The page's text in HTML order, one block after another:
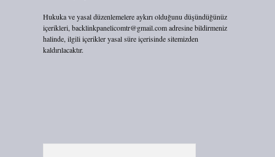
Hukuka ve yasal düzenlemelere aykırı olduğunu düşündüğünüz
içerikleri, backlinkpanelicomtr@gmail.comadresine bildirmeniz
halinde, ilgili içerikler yasal süre içerisinde sitemizden
kaldırılacaktır.